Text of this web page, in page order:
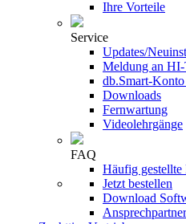
Ihre Vorteile
Service
Updates/
Meldung an
db.Smart-
Downloads
Fernwartung
Videolehrgänge
FAQ
Häufig gestellte
Jetzt bestellen
Download